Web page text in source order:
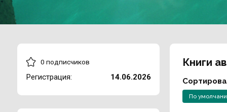
0 подписчиков
14.06.2026
Регистрация:
Книги
По